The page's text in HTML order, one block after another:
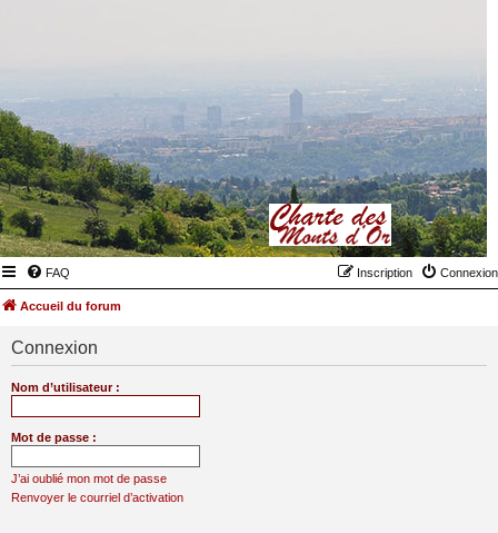
FAQ Connexion
Inscription
Accueil du forum
Connexion
Nom d’utilisateur :
Mot de passe :
J’ai oublié mon mot de passe
Renvoyer le courriel d’activation